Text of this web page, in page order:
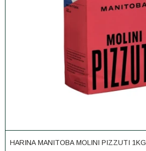
HARINA MANITOBA MOLINI PIZZUTI 1KG